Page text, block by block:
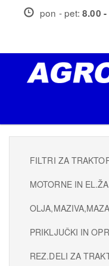
pon - pet:8.00 -
FILTRI ZA
MOTORNE IN
PRIKLJUČKI IN
REZ.DELI ZA